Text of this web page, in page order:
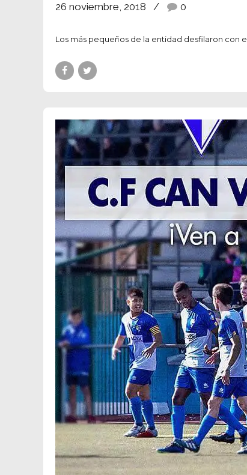
26 noviembre, 2018 0
Los más pequeños de la entidad desfilaron con